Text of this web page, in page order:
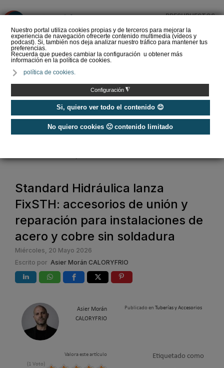
Nuestro portal utiliza cookies propias y de terceros para mejorar la
experiencia de navegación ofrecerte contenido multimedia (vídeos y
podcast). Si, también nos deja analizar nuestro tráfico para mantener tus
preferencias.
Recuerda que puedes cambiar la configuración u obtener más
información en la política de cookies.
política de cookies.
Configuración ◮
Si, quiero ver todo el contenido 😊
No quiero cookies 🙁 contenido limitado
PRESUPUESTOS
minimalismo en Casa
Decor
Baño y agua / Tuberías y accesorios
/
Standard Hidráulica lanza
FixSTH: accesorios de unión y
reparación para instalaciones de
acero y cobre sin soldadura
Miércoles, 20 Mayo 2026
Escrito por Asier Morán CALORYFRIO
Asier Morán
CALORYFRIO
Publicado en Tuberías y Accesorios
Valora este artículo
(1 Voto)
Etiquetado como